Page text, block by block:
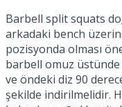
Barbell split squats
arkadaki bench
pozisyonda olması
barbell omuz
ve öndeki diz 90
şekilde indirilmelidir.